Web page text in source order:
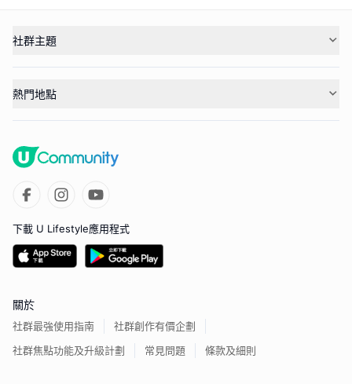
社群主題
熱門地點
下載 U Lifestyle應用程式
關於
社群最強使用指南
社群創作有價企劃
社群焦點功能及升級計劃
常見問題 條款及細則